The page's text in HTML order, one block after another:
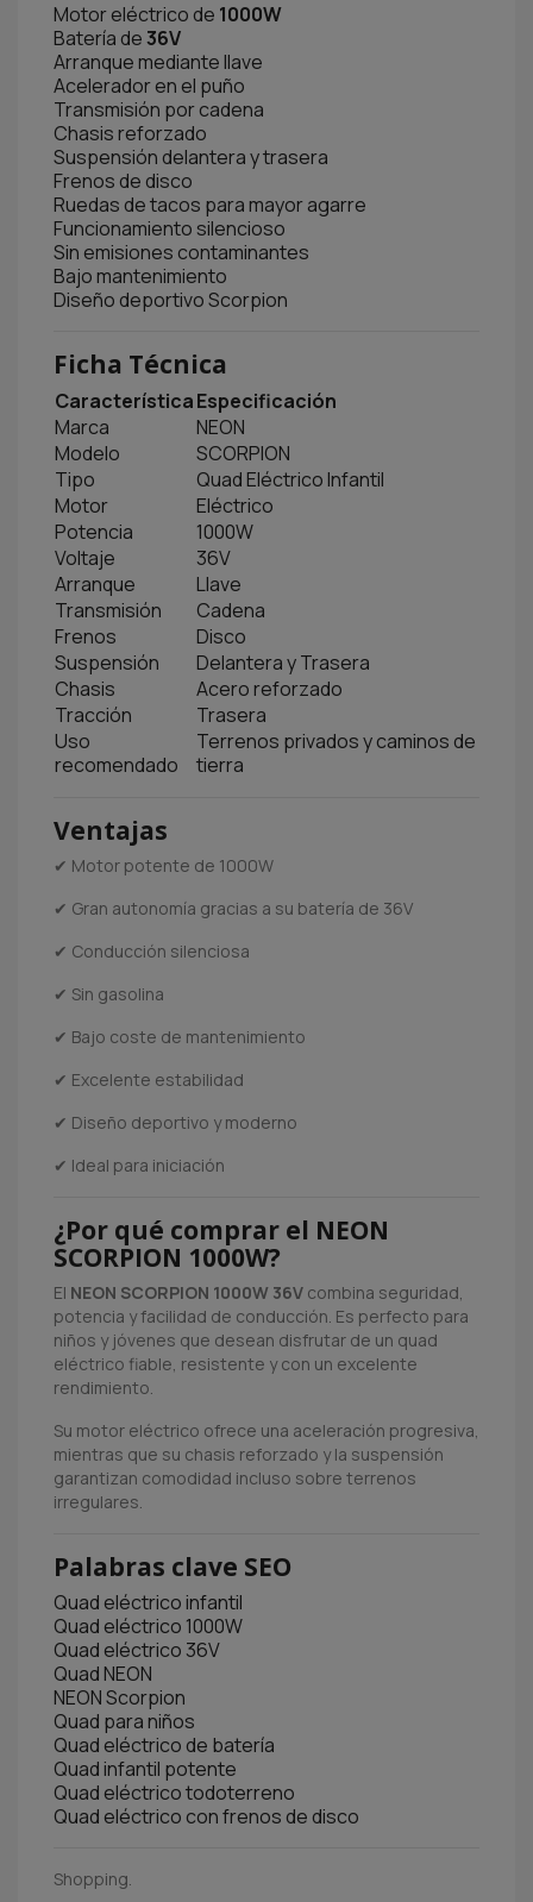
Motor eléctrico de 1000W
Batería de36V
Arranque mediante llave
Acelerador en el puño
Transmisión por cadena
Chasis reforzado
Suspensión delantera y trasera
Frenos de disco
Ruedas de tacos para mayor agarre
Funcionamiento silencioso
Sin emisiones contaminantes
Bajo mantenimiento
Diseño deportivo Scorpion
Ficha Técnica
CaracterísticaEspecificación
Marca
NEON
Modelo
SCORPION
Tipo
Quad Eléctrico Infantil
Motor
Eléctrico
Potencia
1000W
Voltaje
36V
Arranque
Llave
Transmisión
Cadena
Frenos
Disco
Suspensión
Delantera y Trasera
Chasis
Acero reforzado
Tracción
Trasera
Uso
recomendado
Terrenos privados y caminos de
tierra
Ventajas
✔ Motor potente de 1000W
✔ Gran autonomía gracias a su batería de 36V
✔ Conducción silenciosa
✔ Sin gasolina
✔ Bajo coste de mantenimiento
✔ Excelente estabilidad
✔ Diseño deportivo y moderno
✔ Ideal para iniciación
¿Por qué comprar el NEON
SCORPION 1000W?
El NEON SCORPION 1000W 36V combina seguridad,
potencia y facilidad de conducción. Es perfecto para
niños y jóvenes que desean disfrutar de un quad
eléctrico fiable, resistente y con un excelente
rendimiento.
Su motor eléctrico ofrece una aceleración progresiva,
mientras que su chasis reforzado y la suspensión
garantizan comodidad incluso sobre terrenos
irregulares.
Palabras clave SEO
Quad eléctrico infantil
Quad eléctrico 1000W
Quad eléctrico 36V
Quad NEON
NEON Scorpion
Quad para niños
Quad eléctrico de batería
Quad infantil potente
Quad eléctrico todoterreno
Quad eléctrico con frenos de disco
Shopping.